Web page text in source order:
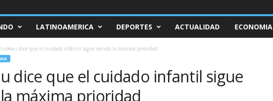
LATINOAMERICA DEPORTES ACTUALIDAD ECONOMIA
dice que el cuidado infantil sigue siendo la máxima prioridad
dice que el cuidado infantil sigue
máxima prioridad